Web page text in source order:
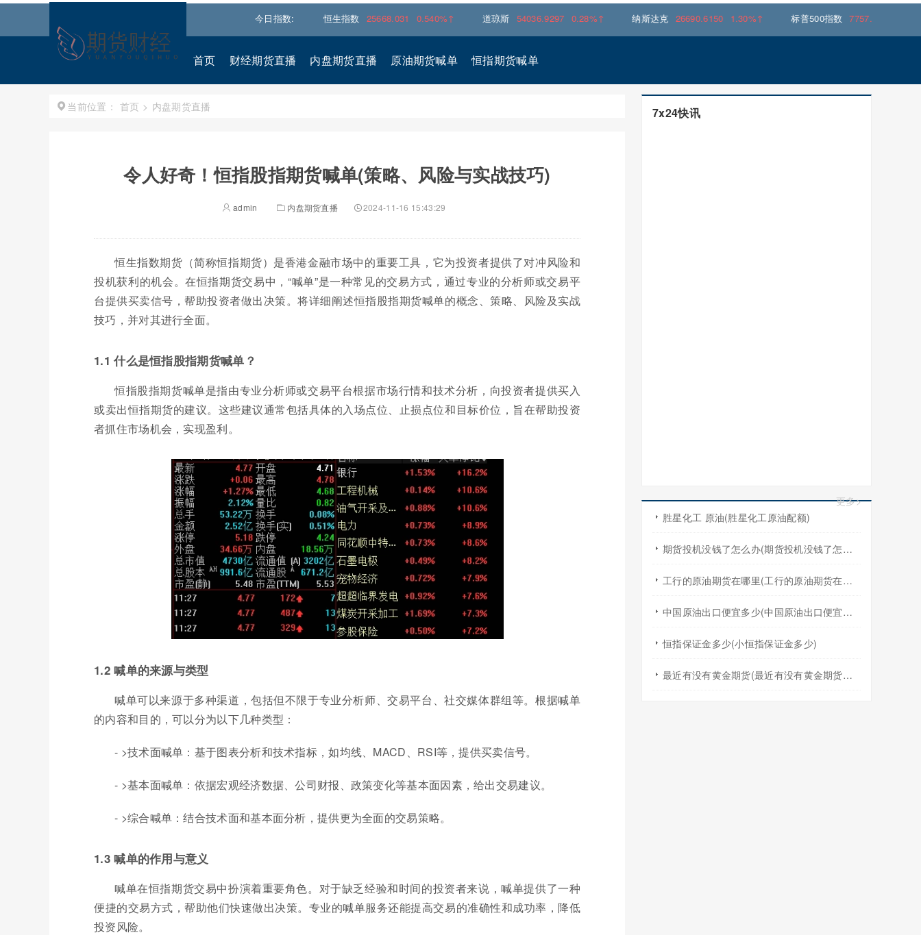
今日指数:恒生指数 25668.031 0.540%↑ 道琼斯 54036.9297 0.28%↑ 纳斯达克 26690.6150 1.30%↑ 标普500指数 7757.6401 0.62%↑
首页 财经期货直播 内盘期货直播 原油期货喊单 恒指期货喊单
当前位置： 首页 > 内盘期货直播
令人好奇！恒指股指期货喊单(策略、风险与实战技巧)
admin 内盘期货直播 2024-11-16 15:43:29
恒生指数期货（简称恒指期货）是香港金融市场中的重要工具，它为投资者提供了对冲风险和
投机获利的机会。在恒指期货交易中，“喊单”是一种常见的交易方式，通过专业的分析师或交易平
台提供买卖信号，帮助投资者做出决策。将详细阐述恒指股指期货喊单的概念、策略、风险及实战
技巧，并对其进行全面。
1.1 什么是恒指股指期货喊单？
恒指股指期货喊单是指由专业分析师或交易平台根据市场行情和技术分析，向投资者提供买入
或卖出恒指期货的建议。这些建议通常包括具体的入场点位、止损点位和目标价位，旨在帮助投资
者抓住市场机会，实现盈利。
1.2 喊单的来源与类型
喊单可以来源于多种渠道，包括但不限于专业分析师、交易平台、社交媒体群组等。根据喊单
的内容和目的，可以分为以下几种类型：
- >技术面喊单：基于图表分析和技术指标，如均线、MACD、RSI等，提供买卖信号。
- >基本面喊单：依据宏观经济数据、公司财报、政策变化等基本面因素，给出交易建议。
- >综合喊单：结合技术面和基本面分析，提供更为全面的交易策略。
1.3 喊单的作用与意义
喊单在恒指期货交易中扮演着重要角色。对于缺乏经验和时间的投资者来说，喊单提供了一种
便捷的交易方式，帮助他们快速做出决策。专业的喊单服务还能提高交易的准确性和成功率，降低
投资风险。
7x24快讯
更多>
胜星化工 原油(胜星化工原油配额)
期货投机没钱了怎么办(期货投机没钱了怎么办啊)
工行的原油期货在哪里(工行的原油期货在哪里买)
中国原油出口便宜多少(中国原油出口便宜多少吨)
恒指保证金多少(小恒指保证金多少)
最近有没有黄金期货(最近有没有黄金期货交易)